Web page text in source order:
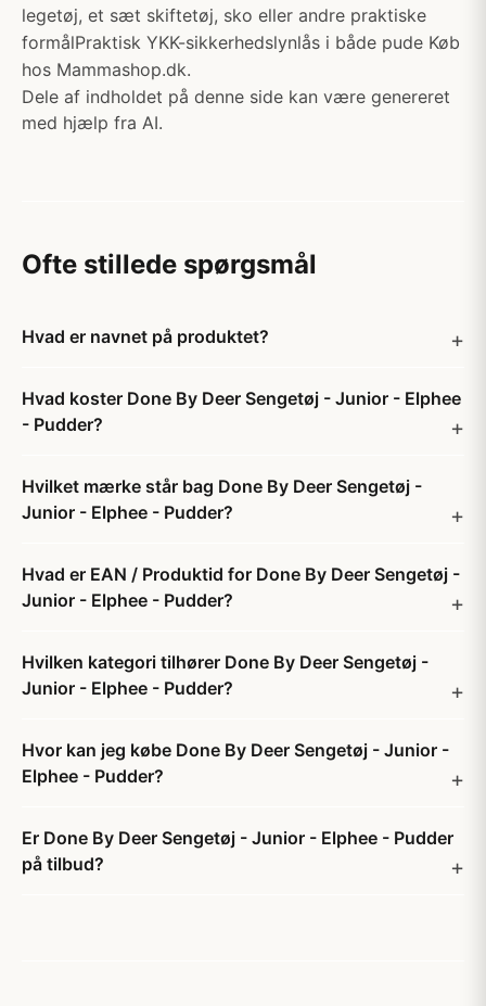
legetøj, et sæt skiftetøj, sko eller andre praktiske
formålPraktisk YKK-sikkerhedslynlås i både pude Køb
hos Mammashop.dk.
Dele af indholdet på denne side kan være genereret
med hjælp fra AI.
Ofte stillede spørgsmål
Hvad er navnet på produktet?
Hvad koster Done By Deer Sengetøj - Junior - Elphee
- Pudder?
Hvilket mærke står bag Done By Deer Sengetøj -
Junior - Elphee - Pudder?
Hvad er EAN / Produktid for Done By Deer Sengetøj -
Junior - Elphee - Pudder?
Hvilken kategori tilhører Done By Deer Sengetøj -
Junior - Elphee - Pudder?
Hvor kan jeg købe Done By Deer Sengetøj - Junior -
Elphee - Pudder?
Er Done By Deer Sengetøj - Junior - Elphee - Pudder
på tilbud?